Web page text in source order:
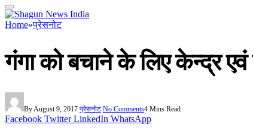
Home»प्रेसनोट
गंगा को बचाने के लिए केन्द्र
By August 9, 2017 प्रेसनोट No Comments4 Mins Read
Facebook Twitter LinkedIn WhatsApp